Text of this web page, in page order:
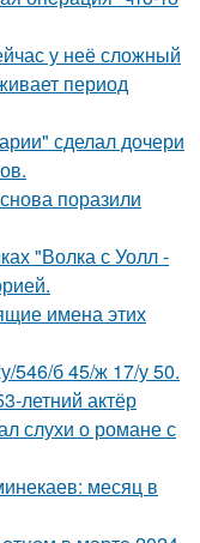
у неё сложный
период
сделал дочери
поразили
"Волка с Уолл -
имена этих
546/б 45/ж 17/у 50.
летний актёр
слухи о романе с
месяц в